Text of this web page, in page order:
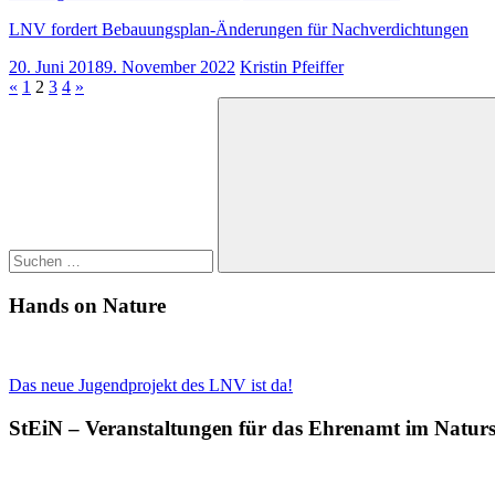
LNV fordert Bebauungsplan-Änderungen für Nachverdichtungen
20. Juni 20189. November 2022 Kristin Pfeiffer
Seitennummerierung
« Vorherige
1 2 3 4 Nächste
»
Suchen
Hands on Nature
Das neue Jugendprojekt des LNV ist da!
StEiN – Veranstaltungen für das Ehrenamt im